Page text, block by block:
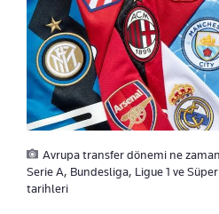
Avrupa transfer dönemi ne
Serie A, Bundesliga, Ligue 1 ve
tarihleri